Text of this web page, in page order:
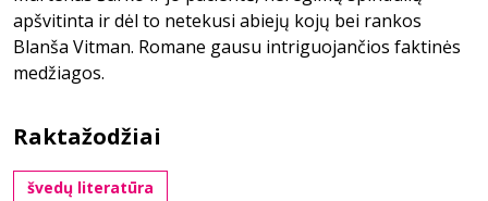
apšvitinta ir dėl to netekusi abiejų kojų bei rankos
Blanša Vitman. Romane gausu intriguojančios faktinės
medžiagos.
Raktažodžiai
švedų literatūra